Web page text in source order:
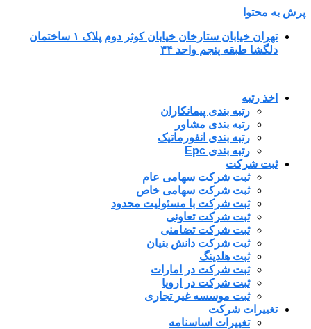
پرش به محتوا
تهران خیابان ستارخان خیابان کوثر دوم پلاک ۱ ساختمان
دلگشا طبقه پنجم واحد ۳۴
اخذ رتبه
رتبه بندی پیمانکاران
رتبه بندی مشاور
رتبه بندی انفورماتیک
رتبه بندی Epc
ثبت شرکت
ثبت شرکت سهامی عام
ثبت شرکت سهامی خاص
ثبت شرکت با مسئولیت محدود
ثبت شرکت تعاونی
ثبت شرکت تضامنی
ثبت شرکت دانش بنیان
ثبت هلدینگ
ثبت شرکت در امارات
ثبت شرکت در اروپا
ثبت موسسه غیر تجاری
تغییرات شرکت
تغییرات اساسنامه